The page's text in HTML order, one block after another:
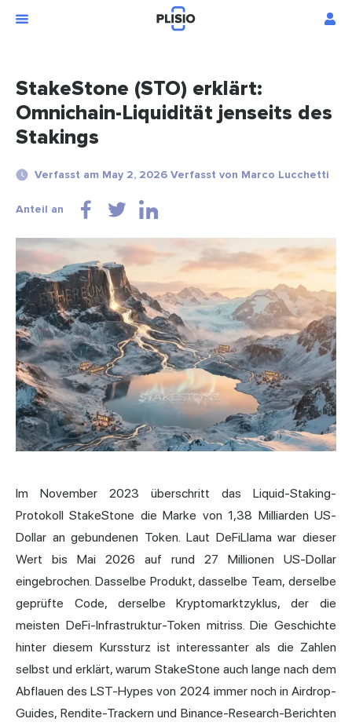
StakeStone (STO) erklärt:
Omnichain-Liquidität jenseits des
Stakings
Verfasst am May 2, 2026 Verfasst von Marco Lucchetti
Anteil an
Im November 2023 überschritt das Liquid-Staking-
Protokoll StakeStone die Marke von 1,38 Milliarden US-
Dollar an gebundenen Token. Laut DeFiLlama war dieser
Wert bis Mai 2026 auf rund 27 Millionen US-Dollar
eingebrochen. Dasselbe Produkt, dasselbe Team, derselbe
geprüfte Code, derselbe Kryptomarktzyklus, der die
meisten DeFi-Infrastruktur-Token mitriss. Die Geschichte
hinter diesem Kurssturz ist interessanter als die Zahlen
selbst und erklärt, warum StakeStone auch lange nach dem
Abflauen des LST-Hypes von 2024 immer noch in Airdrop-
Guides, Rendite-Trackern und Binance-Research-Berichten